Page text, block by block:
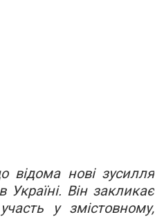
відома нові зусилля
Україні. Він закликає
у змістовному,